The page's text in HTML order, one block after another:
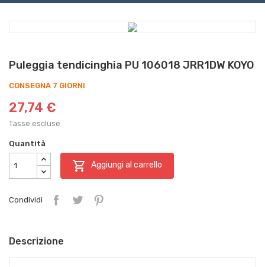
Puleggia tendicinghia PU 106018 JRR1DW KOYO
CONSEGNA 7 GIORNI
27,74 €
Tasse escluse
Quantità
 Aggiungi al carrello
Condividi
Descrizione